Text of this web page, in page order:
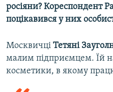
росіяни? Кореспондент
поцікавився у них
Москвичці Тетяні
малим підприємцем. Їй
косметики, в якому